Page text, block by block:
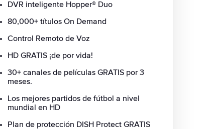
DVR inteligente Hopper® Duo
80,000+ títulos On Demand
Control Remoto de Voz
HD GRATIS ¡de por vida!
30+ canales de películas GRATIS por 3
meses.
Los mejores partidos de fútbol a nivel
mundial en HD
Plan de protección DISH Protect GRATIS